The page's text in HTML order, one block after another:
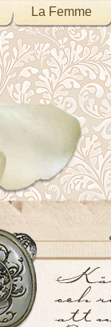
La Femme